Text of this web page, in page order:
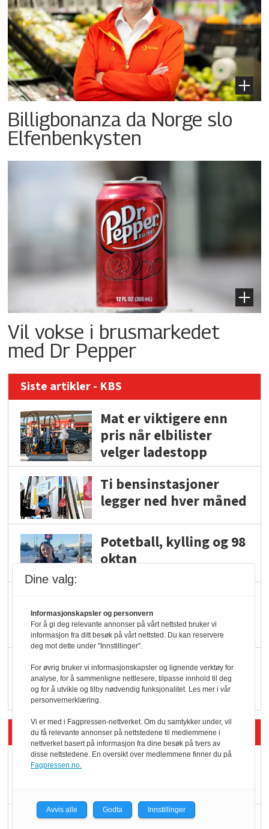
Billigbonanza da Norge slo
Elfenbenkysten
Vil vokse i brusmarkedet
med Dr Pepper
Siste artikler - KBS
Mat er viktigere enn
pris når elbilister
velger ladestopp
Ti bensinstasjoner
legger ned hver måned
Potetball, kylling og 98
oktan
endring: Stadig større
serveringstilbud
Vokser med ferdigmat
i dagligvare
Siste artikler - Butikk i praksis
Slik opprettholdes
Dine valg:
Informasjonskapsler og personvern
For å gi deg relevante annonser på vårt nettsted bruker vi
informasjon fra ditt besøk på vårt nettsted. Du kan reservere
deg mot dette under "Innstillinger".
For øvrig bruker vi informasjonskapsler og lignende verktøy for
analyse, for å sammenligne nettlesere, tilpasse innhold til deg
og for å utvikle og tilby nødvendig funksjonalitet. Les mer i vår
personvernerklæring.
Vi er med i Fagpressen-nettverket. Om du samtykker under, vil
du få relevante annonser på nettstedene til medlemmene i
nettverket basert på informasjon fra dine besøk på tvers av
disse nettstedene. En oversikt over medlemmene finner du på
Fagpressen.no.
Avvis alle Godta Innstillinger